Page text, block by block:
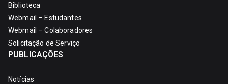
Biblioteca
Webmail – Estudantes
Webmail – Colaboradores
Solicitação de Serviço
PUBLICAÇÕES
Notícias